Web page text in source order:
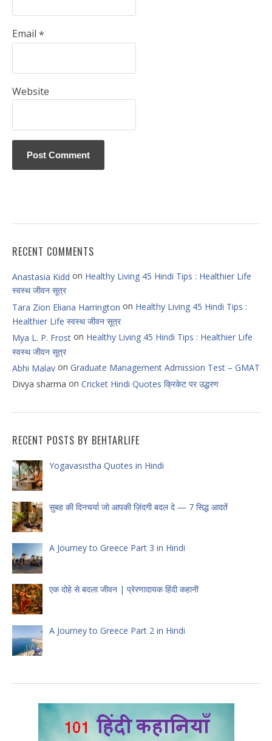
Email *
Website
RECENT COMMENTS
Anastasia Kidd on Healthy Living 45 Hindi Tips : Healthier Life
स्वस्थ जीवन सूत्र
Tara Zion Eliana Harrington on Healthy Living 45 Hindi Tips :
Healthier Life स्वस्थ जीवन सूत्र
Mya L. P. Frost on Healthy Living 45 Hindi Tips : Healthier Life
स्वस्थ जीवन सूत्र
Abhi Malav on Graduate Management Admission Test – GMAT
Divya sharma on Cricket Hindi Quotes क्रिकेट पर उद्धरण
RECENT POSTS BY BEHTARLIFE
Yogavasistha Quotes in Hindi
सुबह की दिनचर्या जो आपकी ज़िंदगी बदल दे — 7 सिद्ध आदतें
A Journey to Greece Part 3 in Hindi
एक दोहे से बदला जीवन | प्रेरणादायक हिंदी कहानी
A Journey to Greece Part 2 in Hindi